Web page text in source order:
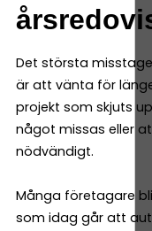
Det största
är att vänta för
projekt som skjuts
något missas eller
nödvändigt.
Många företagare
som idag går att